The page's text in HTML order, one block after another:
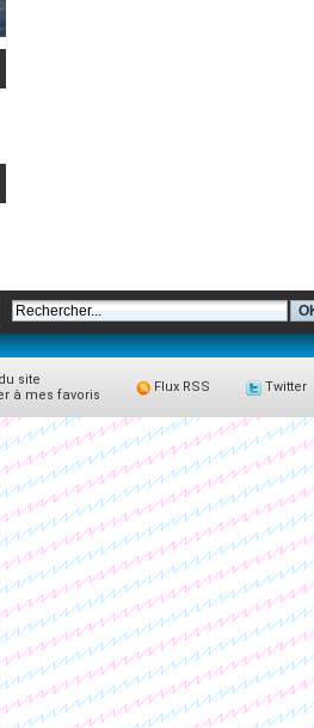
site
à mes favoris
Flux RSS Twitter